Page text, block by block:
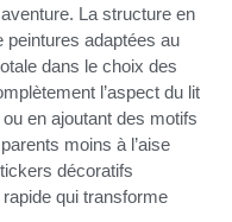
La structure en
peintures adaptées au
dans le choix des
l’aspect du lit
en ajoutant des motifs
moins à l’aise
décoratifs
qui transforme